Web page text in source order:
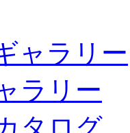
ャラリー
ラリー
タログ